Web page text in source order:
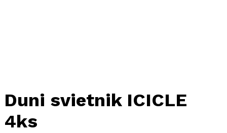
Duni svietnik ICICLE
4ks